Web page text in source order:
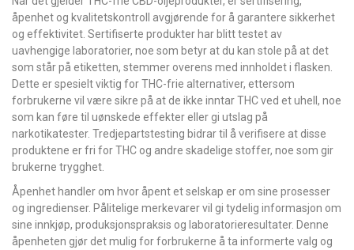
åpenhet og kvalitetskontroll avgjørende for å garantere sikkerhet
og effektivitet. Sertifiserte produkter har blitt testet av
uavhengige laboratorier, noe som betyr at du kan stole på at det
som står på etiketten, stemmer overens med innholdet i flasken.
Dette er spesielt viktig for THC-frie alternativer, ettersom
forbrukerne vil være sikre på at de ikke inntar THC ved et uhell, noe
som kan føre til uønskede effekter eller gi utslag på
narkotikatester. Tredjepartstesting bidrar til å verifisere at disse
produktene er fri for THC og andre skadelige stoffer, noe som gir
brukerne trygghet.
Åpenhet handler om hvor åpent et selskap er om sine prosesser
og ingredienser. Pålitelige merkevarer vil gi tydelig informasjon om
sine innkjøp, produksjonspraksis og laboratorieresultater. Denne
åpenheten gjør det mulig for forbrukerne å ta informerte valg og